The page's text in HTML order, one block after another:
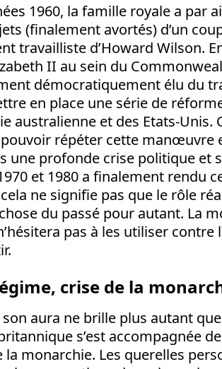
1960, la famille royale a par
(finalement avortés) d’un
travailliste d’Howard Wilson.
II au sein du
démocratiquement élu du
en place une série de
australienne et des Etats-Unis.
pouvoir répéter cette manœuvre
une profonde crise politique et
et 1980 a finalement rendu
ne signifie pas que le rôle
du passé pour autant. La
pas à les utiliser
crise de la
aura ne brille plus autant
s’est accompagnée
la monarchie. Les querelles